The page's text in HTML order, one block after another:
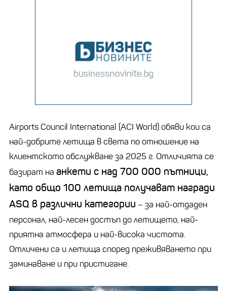
Airports Council International (ACI World) обяви кои са
най-добрите летища в света по отношение на
клиентското обслужване за 2025 г. Отличията се
базират на анкети с над 700 000 пътници,
като общо 100 летища получават награди
ASQ в различни категории – за най-отдаден
персонал, най-лесен достъп до летището, най-
приятна атмосфера и най-висока чистота.
Отличени са и летища според преживяването при
заминаване и при пристигане.